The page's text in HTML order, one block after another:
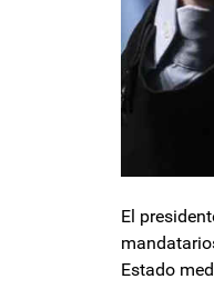
El
Estado